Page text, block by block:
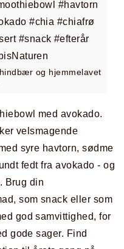
og hjemmelavet